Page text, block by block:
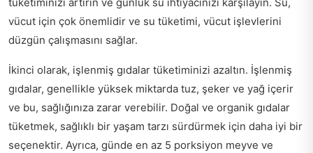
tüketiminizi artırın ve günlük su ihtiyacınızı karşılayın. Su,
vücut için çok önemlidir ve su tüketimi, vücut işlevlerini
düzgün çalışmasını sağlar.
İkinci olarak, işlenmiş gıdalar tüketiminizi azaltın. İşlenmiş
gıdalar, genellikle yüksek miktarda tuz, şeker ve yağ içerir
ve bu, sağlığınıza zarar verebilir. Doğal ve organik gıdalar
tüketmek, sağlıklı bir yaşam tarzı sürdürmek için daha iyi bir
seçenektir. Ayrıca, günde en az 5 porksiyon meyve ve